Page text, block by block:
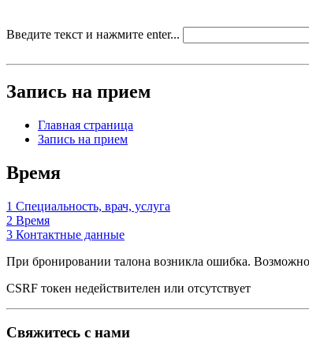
Введите текст и нажмите enter...
Запись на прием
Главная страница
Запись на прием
Время
1 Специальность, врач, услуга
2 Время
3 Контактные данные
При бронировании талона возникла ошибка.
CSRF токен недействителен или отсутствует
Свяжитесь с нами